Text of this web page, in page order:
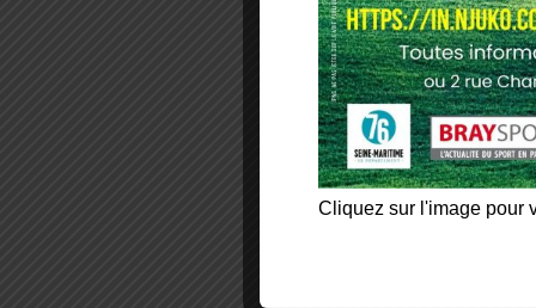
Cliquez sur l'image pour